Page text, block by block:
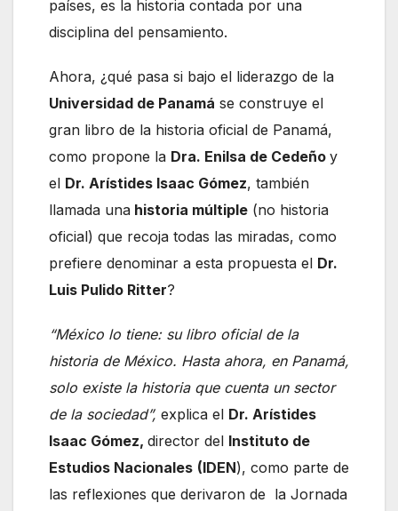
países, es la historia contada por una
disciplina del pensamiento.
Ahora, ¿qué pasa si bajo el liderazgo de la
Universidad de Panamá se construye el
gran libro de la historia oficial de Panamá,
como propone la Dra. Enilsa de Cedeño y
el Dr. Arístides Isaac Gómez, también
llamada una historia múltiple (no historia
oficial) que recoja todas las miradas, como
prefiere denominar a esta propuesta el Dr.
Luis Pulido Ritter?
“México lo tiene: su libro oficial de la
historia de México. Hasta ahora, en Panamá,
solo existe la historia que cuenta un sector
de la sociedad”, explica el Dr. Arístides
Isaac Gómez, director del Instituto de
Estudios Nacionales (IDEN), como parte de
las reflexiones que derivaron de la Jornada